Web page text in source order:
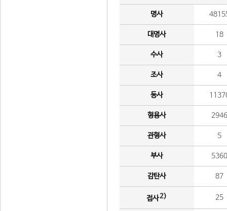
명사
대명사 18
수사 3
조사 4
동사
형용사 2946
관형사 5
부사 5360
감탄사 87
접사2) 25